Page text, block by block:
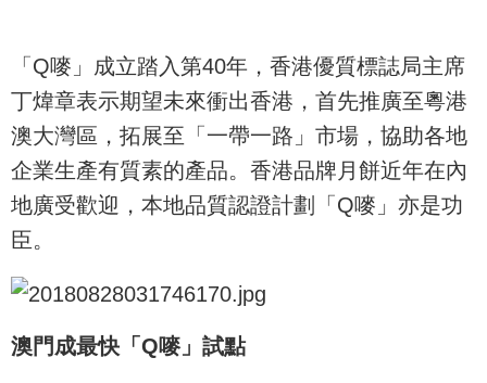
「Q嘜」成立踏入第40年，香港優質標誌局主席
丁煒章表示期望未來衝出香港，首先推廣至粵港
澳大灣區，拓展至「一帶一路」市場，協助各地
企業生產有質素的產品。香港品牌月餅近年在內
地廣受歡迎，本地品質認證計劃「Q嘜」亦是功
臣。
澳門成最快「Q嘜」試點